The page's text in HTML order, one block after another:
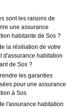
sont les raisons de
une assurance
habitante de Sos ?
la résiliation de votre
d'assurance habitation
de Sos ?
les garanties
pour une assurance
à Sos
l'assurance habitation